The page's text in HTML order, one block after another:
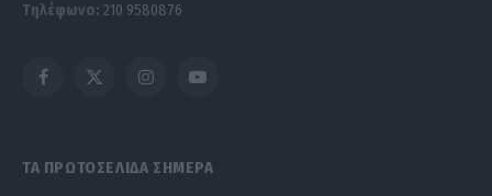
Τηλέφωνο: 210 9580876
Facebook
X
InstagramYouTube
ΤΑ ΠΡΩΤΟΣΕΛΙΔΑ ΣΗΜΕΡΑ